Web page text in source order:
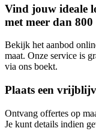
Vind jouw ideale
met meer dan
Bekijk het aanbod
maat. Onze service is
via ons boekt.
Plaats een
Ontvang offertes op
Je kunt details indien